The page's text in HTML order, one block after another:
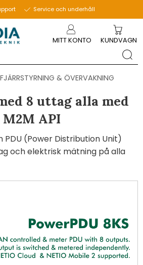
Service och underhåll
MITT KONTO KUNDVAGN
FJÄRRSTYRNING & ÖVERVAKNING
8 uttag alla med
API
PDU (Power Distribution Unit)
och elektrisk mätning på alla